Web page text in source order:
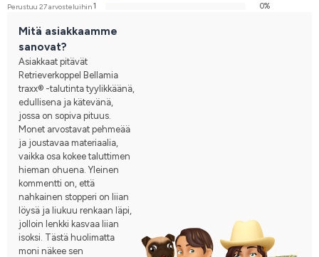
Perustuu 27 arvosteluihin1
0%
Mitä asiakkaamme
sanovat?
Asiakkaat pitävät
Retrieverkoppel Bellamia
traxx® -talutinta tyylikkäänä,
edullisena ja kätevänä,
jossa on sopiva pituus.
Monet arvostavat pehmeää
ja joustavaa materiaalia,
vaikka osa kokee taluttimen
hieman ohuena. Yleinen
kommentti on, että
nahkainen stopperi on liian
löysä ja liukuu renkaan läpi,
jolloin lenkki kasvaa liian
isoksi. Tästä huolimatta
moni näkee sen